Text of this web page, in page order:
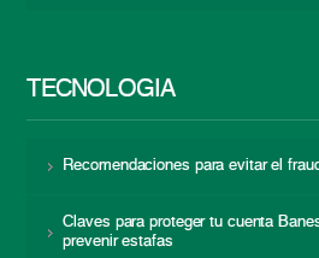
TECNOLOGÍA
Recomendaciones para evitar el
Claves para proteger tu cuenta
prevenir estafas